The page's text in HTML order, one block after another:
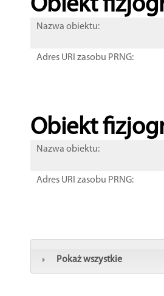
Obiekt
Nazwa obiektu:
Adres URI zasobu PRNG:
Obiekt
Nazwa obiektu:
Adres URI zasobu PRNG:
Pokaż wszystkie